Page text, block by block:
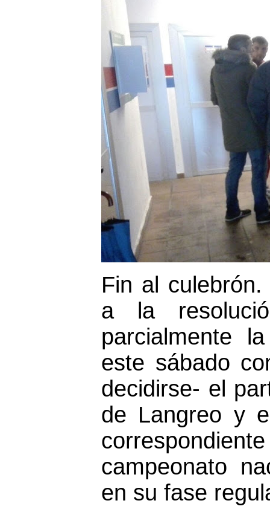
Fin al
a la
parcialmente
este sábado
decidirse- el
de Langreo y
campeonato
en su fase